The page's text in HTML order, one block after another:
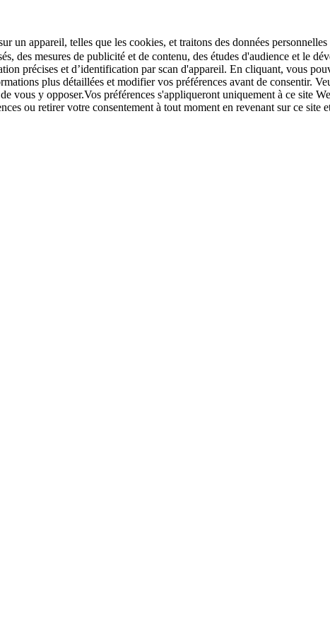
un appareil, telles que les cookies, et traitons des données
des mesures de publicité et de contenu, des études d'audience et le
précises et d’identification par scan d'appareil. En cliquant, vous
plus détaillées et modifier vos préférences avant de consentir.
vous y opposer.Vos préférences s'appliqueront uniquement à ce site
ou retirer votre consentement à tout moment en revenant sur ce site